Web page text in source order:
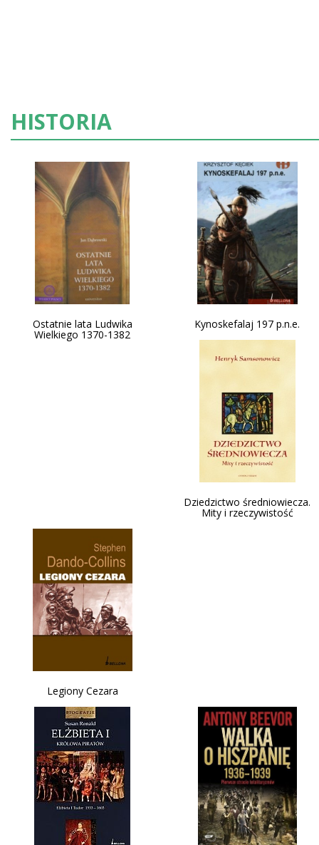
HISTORIA
Ostatnie lata Ludwika
Wielkiego 1370-1382
Kynoskefalaj 197 p.n.e.
Dziedzictwo średniowiecza.
Mity i rzeczywistość
Legiony Cezara